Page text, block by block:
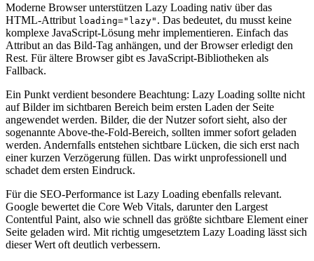
Moderne Browser unterstützen Lazy Loading nativ über das
HTML-Attribut loading="lazy" . Das bedeutet, du musst keine
komplexe JavaScript-Lösung mehr implementieren. Einfach das
Attribut an das Bild-Tag anhängen, und der Browser erledigt den
Rest. Für ältere Browser gibt es JavaScript-Bibliotheken als
Fallback.
Ein Punkt verdient besondere Beachtung: Lazy Loading sollte nicht
auf Bilder im sichtbaren Bereich beim ersten Laden der Seite
angewendet werden. Bilder, die der Nutzer sofort sieht, also der
sogenannte Above-the-Fold-Bereich, sollten immer sofort geladen
werden. Andernfalls entstehen sichtbare Lücken, die sich erst nach
einer kurzen Verzögerung füllen. Das wirkt unprofessionell und
schadet dem ersten Eindruck.
Für die SEO-Performance ist Lazy Loading ebenfalls relevant.
Google bewertet die Core Web Vitals, darunter den Largest
Contentful Paint, also wie schnell das größte sichtbare Element einer
Seite geladen wird. Mit richtig umgesetztem Lazy Loading lässt sich
dieser Wert oft deutlich verbessern.